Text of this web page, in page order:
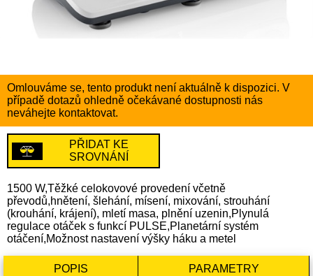
Omlouváme se, tento produkt není aktuálně k dispozici. V
případě dotazů ohledně očekávané dostupnosti nás
neváhejte kontaktovat.
PŘIDAT KE
SROVNÁNÍ
1500 W,Těžké celokovové provedení včetně
převodů,hnětení, šlehání, mísení, mixování, strouhání
(krouhání, krájení), mletí masa, plnění uzenin,Plynulá
regulace otáček s funkcí PULSE,Planetární systém
otáčení,Možnost nastavení výšky háku a metel
POPIS PARAMETRY